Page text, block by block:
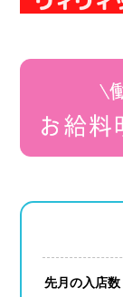
先月の入店数